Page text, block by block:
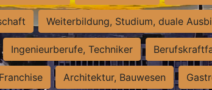
Weiterbildung, Studium, duale
Ingenieurberufe, Techniker
Architektur, Bauwesen